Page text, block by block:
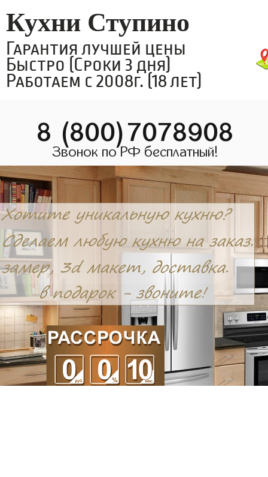
Кухни Ступино
Гарантия лучшей цены
Быстро (Сроки 3 дня)
Работаем с 2008г. (18 лет)
8 (800)7078908
Звонок по РФ бесплатный!